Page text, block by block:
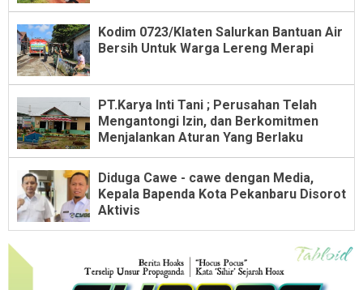
Kodim 0723/Klaten Salurkan Bantuan Air
Bersih Untuk Warga Lereng Merapi
PT.Karya Inti Tani ; Perusahan Telah
Mengantongi Izin, dan Berkomitmen
Menjalankan Aturan Yang Berlaku
Diduga Cawe - cawe dengan Media,
Kepala Bapenda Kota Pekanbaru Disorot
Aktivis